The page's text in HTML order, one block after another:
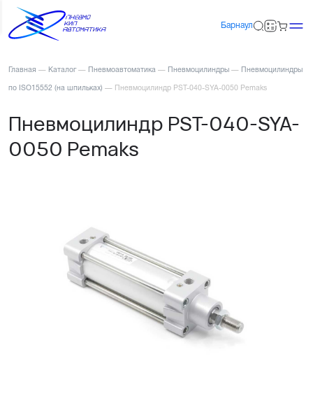
Барнаул
Главная — Каталог — Пневмоавтоматика — Пневмоцилиндры — Пневмоцилиндры
по ISO15552 (на шпильках) — Пневмоцилиндр PST-040-SYA-0050 Pemaks
Пневмоцилиндр PST-040-SYA-
0050 Pemaks